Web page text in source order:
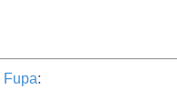
Fupa: